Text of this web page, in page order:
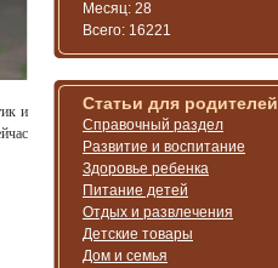
и
Месяц: 28
Всего: 16221
Статьи для родителей
Справочный раздел
Развитие и воспитание
Здоровье ребенка
Питание детей
Отдых и развлечения
Детские товары
Дом и семья